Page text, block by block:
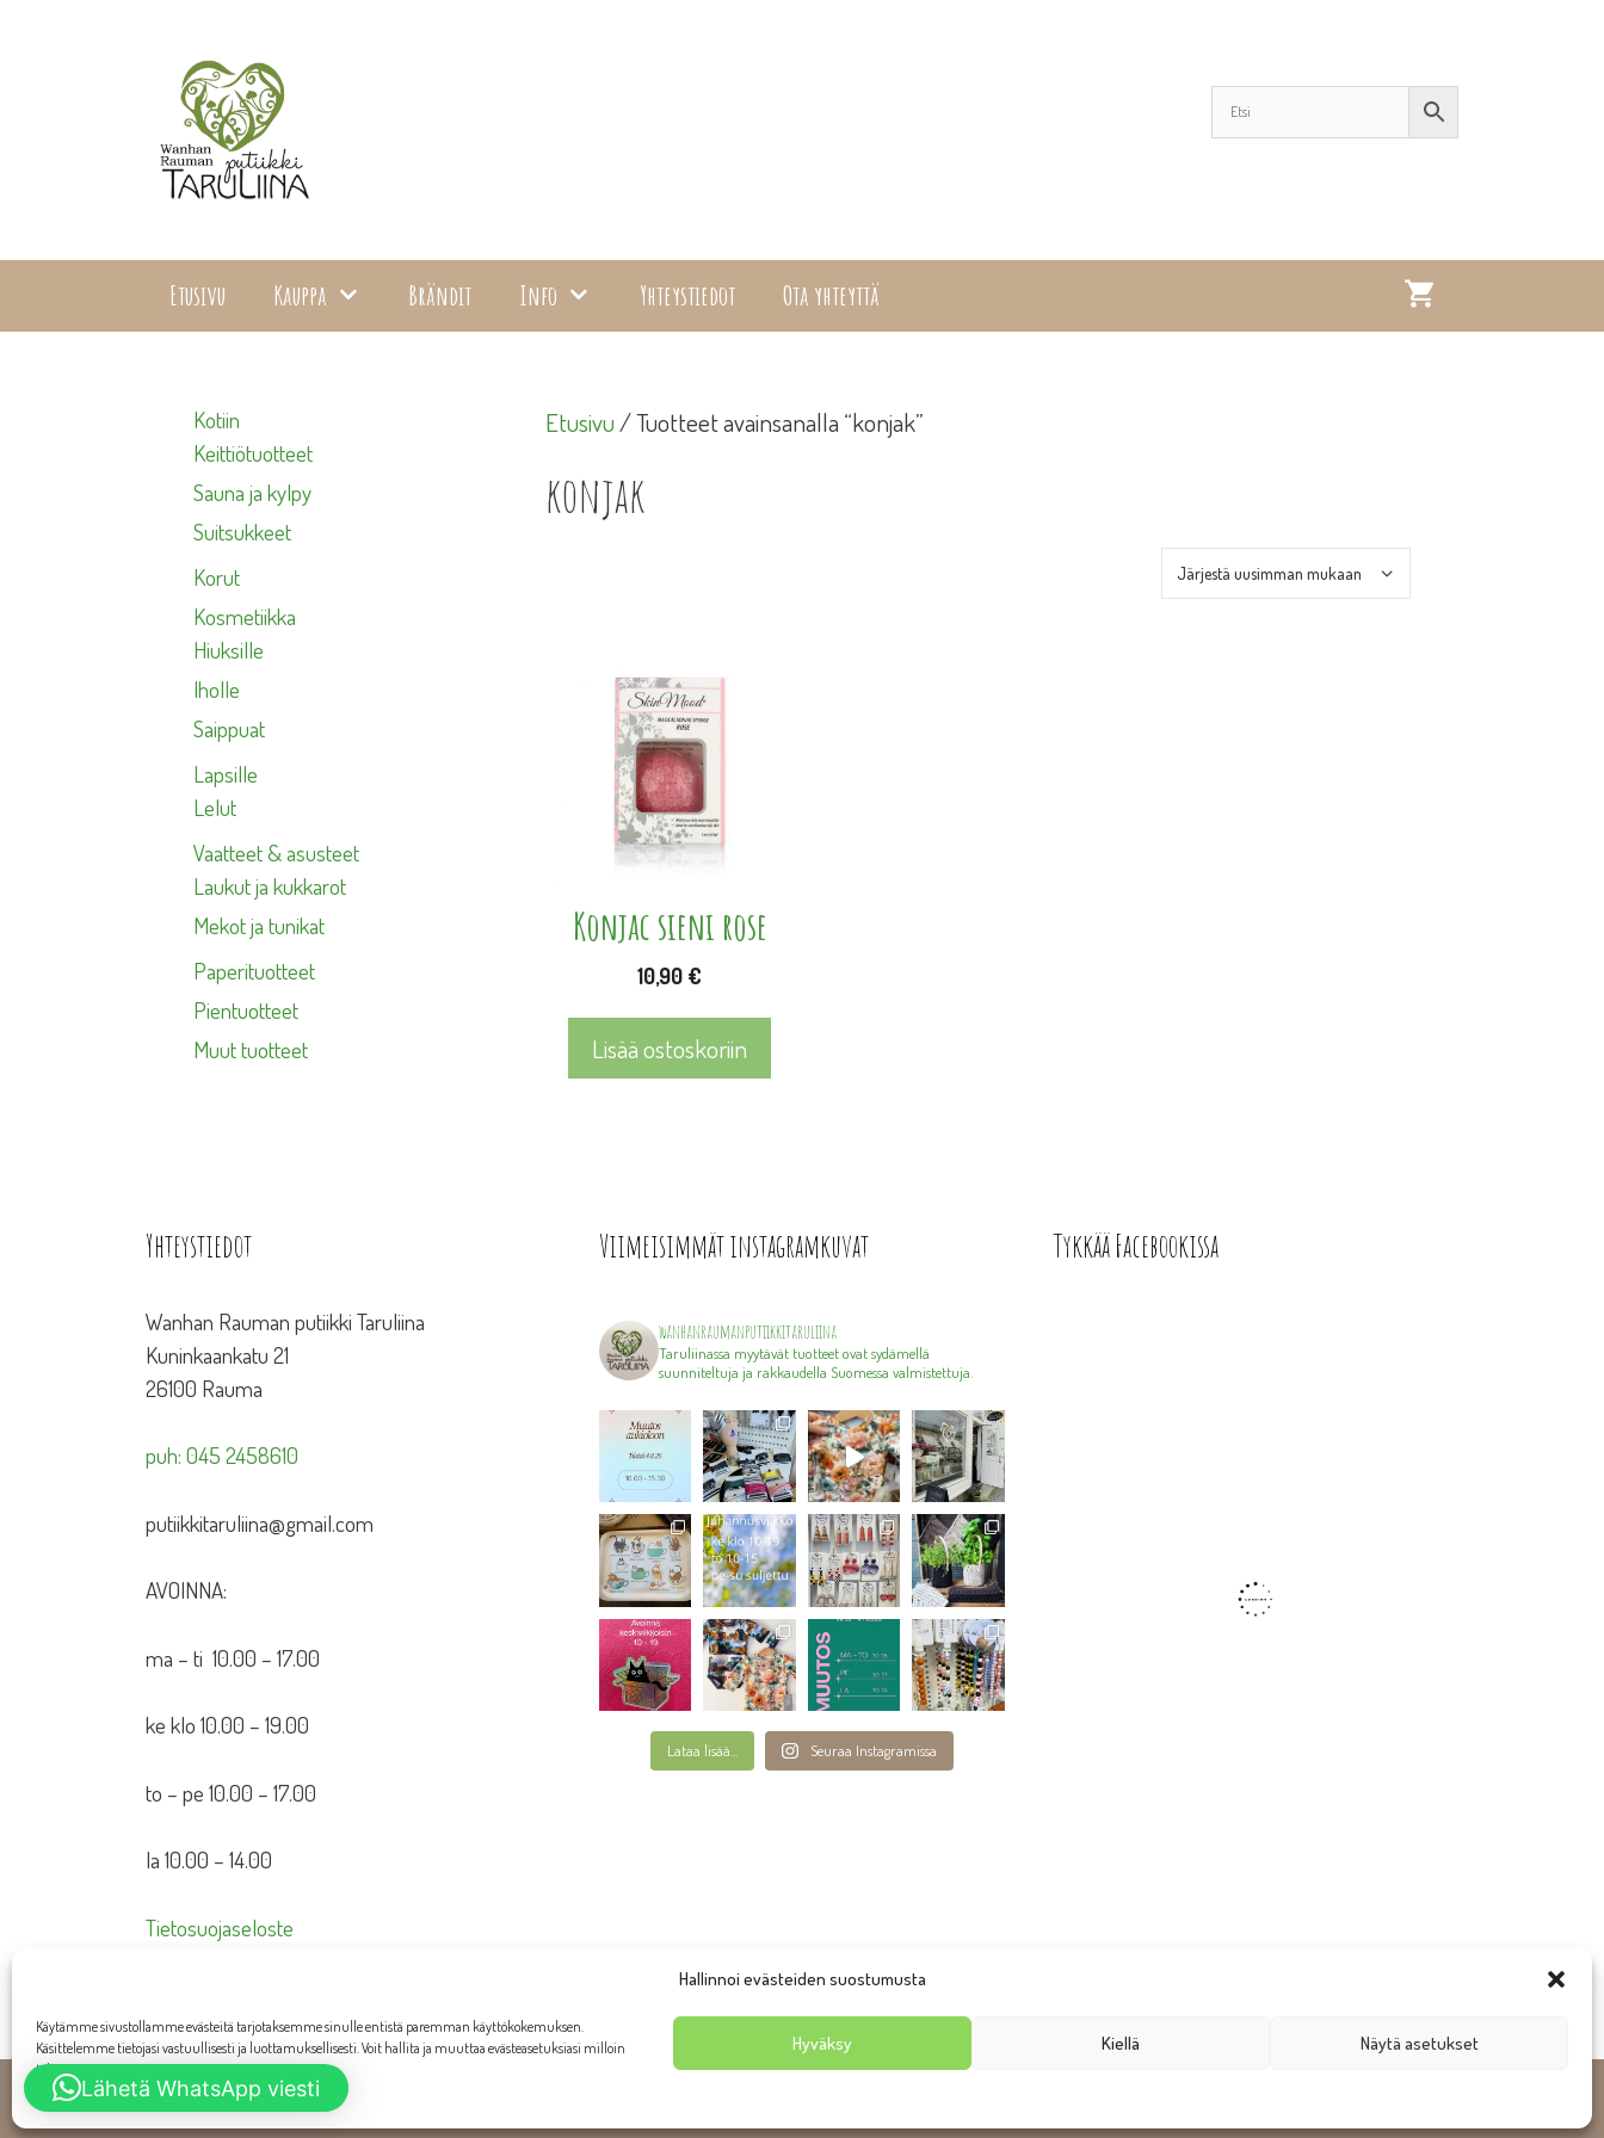
Hallinnoi evästeiden suostumusta
Käytämme sivustollamme evästeitä tarjotaksemme sinulle entistä paremman käyttökokemuksen.
Käsittelemme tietojasi vastuullisesti ja luottamuksellisesti. Voit hallita ja muuttaa evästeasetuksiasi milloin
tahansa.
Hyväksy Kiellä Näytä asetukset
Etusivu Kauppa Brändit Info Yhteystiedot Ota yhteyttä
Etusivu/ Tuotteet avainsanalla “konjak”
konjak
Konjac sieni rose
10,90 €
Lisää ostoskoriin
Kotiin
Keittiötuotteet
Sauna ja kylpy
Suitsukkeet
Korut
Kosmetiikka
Hiuksille
Iholle
Saippuat
Lapsille
Lelut
Vaatteet & asusteet
Laukut ja kukkarot
Mekot ja tunikat
Paperituotteet
Pientuotteet
Muut tuotteet
Yhteystiedot
Wanhan Rauman putiikki Taruliina
Kuninkaankatu 21
26100 Rauma
puh: 045 2458610
putiikkitaruliina@gmail.com
AVOINNA:
ma – ti 10.00 – 17.00
ke klo 10.00 – 19.00
to – pe 10.00 – 17.00
la 10.00 – 14.00
Tietosuojaseloste
Viimeisimmät instagramkuvat
wanhanraumanputiikkitaruliina
Taruliinassa myytävät tuotteet ovat sydämellä
suunniteltuja ja rakkaudella Suomessa valmistettuja.
Lataa lisää... Seuraa Instagramissa
Tykkää Facebookissa
Lähetä WhatsApp viesti